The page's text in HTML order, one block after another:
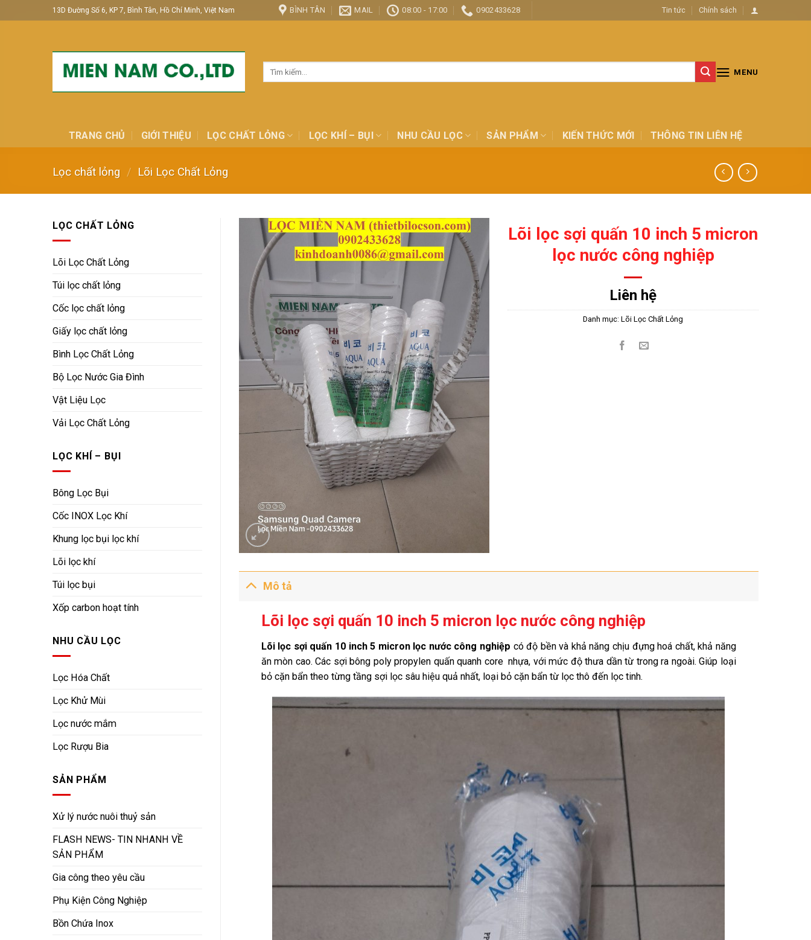
to
13D Đường Số 6, KP 7, Bình Tân, Hồ Chí Minh, Việt Nam BÌNH TÂN MAIL 08:00 - 17:00 0902433628 Tin tức Chính sách
MENU
TRANG CHỦ GIỚI THIỆU LỌC CHẤT LỎNG LỌC KHÍ – BỤI NHU CẦU LỌC SẢN PHẨM KIẾN THỨC MỚI THÔNG TIN LIÊN HỆ
Lọc chất lỏng / Lõi Lọc Chất Lỏng
LỌC CHẤT LỎNG
Lõi Lọc Chất Lỏng
Túi lọc chất lỏng
Cốc lọc chất lỏng
Giấy lọc chất lỏng
Bình Lọc Chất Lỏng
Bộ Lọc Nước Gia Đình
Vật Liệu Lọc
Vải Lọc Chất Lỏng
LỌC KHÍ – BỤI
Bông Lọc Bụi
Cốc INOX Lọc Khí
Khung lọc bụi lọc khí
Lõi lọc khí
Túi lọc bụi
Xốp carbon hoạt tính
NHU CẦU LỌC
Lọc Hóa Chất
Lọc Khử Mùi
Lọc nước mắm
Lọc Rượu Bia
SẢN PHẨM
Xử lý nước nuôi thuỷ sản
FLASH NEWS- TIN NHANH VỀ
SẢN PHẨM
Gia công theo yêu cầu
Phụ Kiện Công Nghiệp
Bồn Chứa Inox
Lõi lọc sợi quấn 10 inch 5 micron
lọc nước công nghiệp
Liên hệ
Danh mục:Lõi Lọc Chất Lỏng
Mô tả
Lõi lọc sợi quấn 10 inch 5 micron lọc nước công nghiệp
Lõi lọc sợi quấn 10 inch 5 micron lọc nước công nghiệp có độ bền và khả năng chịu đựng hoá chất, khả năng
ăn mòn cao. Các sợi bông poly propylen quấn quanh core nhựa, với mức độ thưa dần từ trong ra ngoài. Giúp loại
bỏ cặn bẩn theo từng tầng sợi lọc sâu hiệu quả nhất, loại bỏ cặn bẩn từ lọc thô đến lọc tinh.